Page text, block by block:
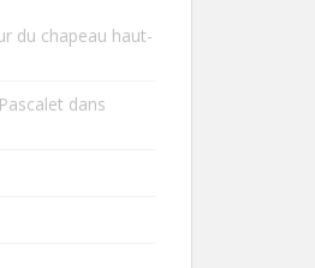
du chapeau haut-
dans